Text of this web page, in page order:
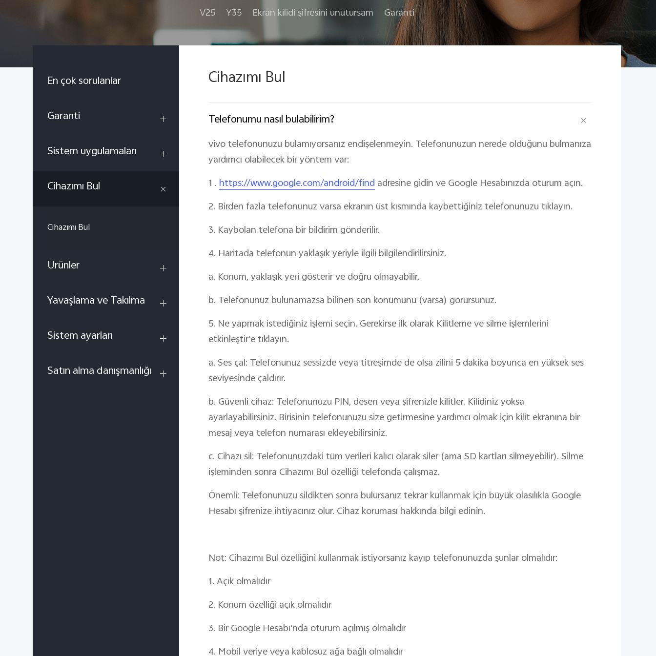
V25 Y35 Ekran kilidi şifresini unutursam Garanti
En çok sorulanlar
Garanti
Sistem uygulamaları
Cihazımı Bul
Cihazımı Bul
Ürünler
Yavaşlama ve Takılma
Sistem ayarları
Satın alma danışmanlığı
Cihazımı Bul
Telefonumu nasıl bulabilirim?
vivo telefonunuzu bulamıyorsanız endişelenmeyin. Telefonunuzun nerede olduğunu bulmanıza
yardımcı olabilecek bir yöntem var:
1 . https://www.google.com/android/find adresine gidin ve Google Hesabınızda oturum açın.
2. Birden fazla telefonunuz varsa ekranın üst kısmında kaybettiğiniz telefonunuzu tıklayın.
3. Kaybolan telefona bir bildirim gönderilir.
4. Haritada telefonun yaklaşık yeriyle ilgili bilgilendirilirsiniz.
a. Konum, yaklaşık yeri gösterir ve doğru olmayabilir.
b. Telefonunuz bulunamazsa bilinen son konumunu (varsa) görürsünüz.
5. Ne yapmak istediğiniz işlemi seçin. Gerekirse ilk olarak Kilitleme ve silme işlemlerini
etkinleştir'e tıklayın.
a. Ses çal: Telefonunuz sessizde veya titreşimde de olsa zilini 5 dakika boyunca en yüksek ses
seviyesinde çaldırır.
b. Güvenli cihaz: Telefonunuzu PIN, desen veya şifrenizle kilitler. Kilidiniz yoksa
ayarlayabilirsiniz. Birisinin telefonunuzu size getirmesine yardımcı olmak için kilit ekranına bir
mesaj veya telefon numarası ekleyebilirsiniz.
c. Cihazı sil: Telefonunuzdaki tüm verileri kalıcı olarak siler (ama SD kartları silmeyebilir). Silme
işleminden sonra Cihazımı Bul özelliği telefonda çalışmaz.
Önemli: Telefonunuzu sildikten sonra bulursanız tekrar kullanmak için büyük olasılıkla Google
Hesabı şifrenize ihtiyacınız olur. Cihaz koruması hakkında bilgi edinin.
Not: Cihazımı Bul özelliğini kullanmak istiyorsanız kayıp telefonunuzda şunlar olmalıdır:
1. Açık olmalıdır
2. Konum özelliği açık olmalıdır
3. Bir Google Hesabı'nda oturum açılmış olmalıdır
4. Mobil veriye veya kablosuz ağa bağlı olmalıdır